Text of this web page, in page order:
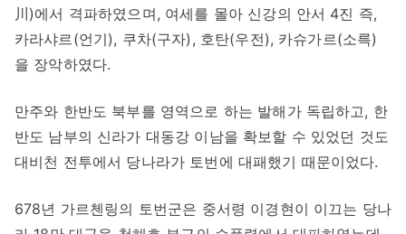
川)에서 격파하였으며, 여세를 몰아 신강의 안서 4진 즉,
카라샤르(언기), 쿠차(구자), 호탄(우전), 카슈가르(소륵)
을 장악하였다.
만주와 한반도 북부를 영역으로 하는 발해가 독립하고, 한
반도 남부의 신라가 대동강 이남을 확보할 수 있었던 것도
대비천 전투에서 당나라가 토번에 대패했기 때문이었다.
678년 가르첸링의 토번군은 중서령 이경현이 이끄는 당나